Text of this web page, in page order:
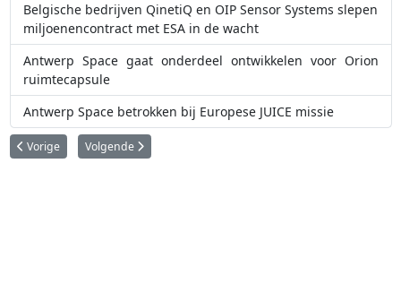
Belgische bedrijven QinetiQ en OIP Sensor Systems slepen
miljoenencontract met ESA in de wacht
Antwerp Space gaat onderdeel ontwikkelen voor Orion
ruimtecapsule
Antwerp Space betrokken bij Europese JUICE missie
Vorig artikel: Belgische bedrijven gaan meewerken aan Zwitserse
Vorige Volgende artikel: ESA BIC Flanders doet een oproep
Volgende